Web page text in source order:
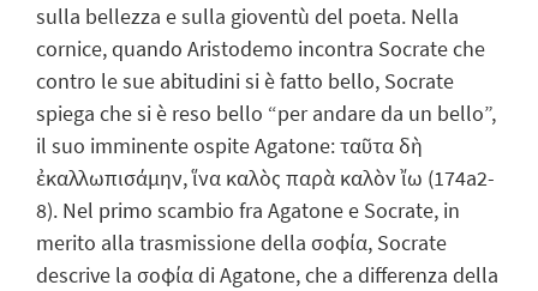
sulla bellezza e sulla gioventù del poeta. Nella
cornice, quando Aristodemo incontra Socrate che
contro le sue abitudini si è fatto bello, Socrate
spiega che si è reso bello “per andare da un bello”,
il suo imminente ospite Agatone: ταῦτα δὴ
ἐκαλλωπισάμην, ἵνα καλὸς παρὰ καλὸν ἴω (174a2-
8). Nel primo scambio fra Agatone e Socrate, in
merito alla trasmissione della σοφία, Socrate
descrive la σοφία di Agatone, che a differenza della